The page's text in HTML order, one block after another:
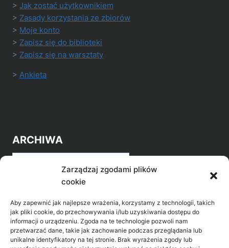
Zarządzaj zgodami plików
cookie
Aby zapewnić jak najlepsze wrażenia, korzystamy z technologii, takich
jak pliki cookie, do przechowywania i/lub uzyskiwania dostępu do
informacji o urządzeniu. Zgoda na te technologie pozwoli nam
przetwarzać dane, takie jak zachowanie podczas przeglądania lub
unikalne identyfikatory na tej stronie. Brak wyrażenia zgody lub
> Jak zostać użytkownikiem
> Zasady korzystania ze zbiorów
> Moje konto
> Zapisz się do biblioteki
> Zapisz się na warsztaty
> Ankieta
ARCHIWA
Archiwa
POZNAJ LEPIEJ NASZ REGION